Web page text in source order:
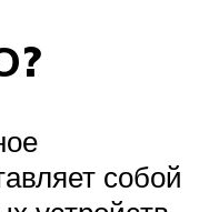
собой